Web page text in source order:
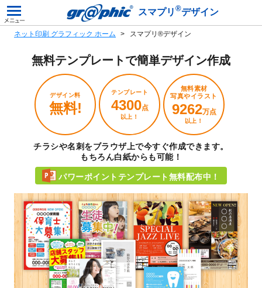
スマプリ ®デザイン
ネット印刷 グラフィック ホーム スマプリ®デザイン
無料テンプレートで簡単デザイン作成
デザイン料
無料!
テンプレート
4300点
以上！
無料素材
写真やイラスト
9262万点
以上！
チラシや名刺をブラウザ上で今すぐ作成できます。
もちろん白紙からも可能！
パワーポイントテンプレート無料配布中！